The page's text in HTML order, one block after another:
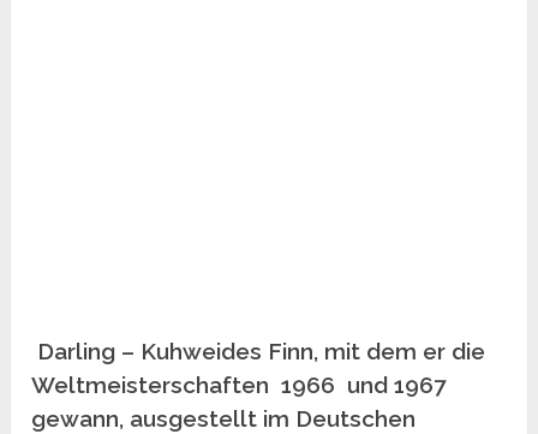
Darling – Kuhweides Finn, mit dem er die
Weltmeisterschaften 1966 und 1967
gewann, ausgestellt im Deutschen